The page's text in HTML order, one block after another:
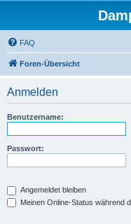
FAQ
Foren-Übersicht
Anmelden
Benutzername:
Passwort:
Angemeldet bleiben
Meinen Online-Status während